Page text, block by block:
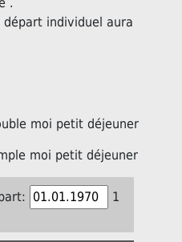
individuel aura
moi petit déjeuner
moi petit déjeuner
1